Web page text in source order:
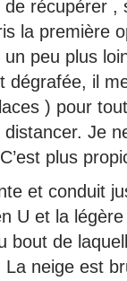
récupérer ,
la première
peu plus
dégrafée, il
) pour
distancer. Je
plus
et conduit
U et la
bout de
neige est